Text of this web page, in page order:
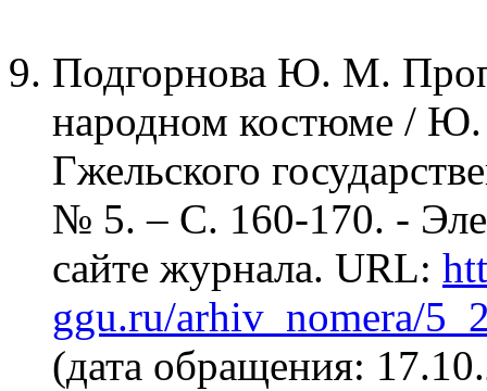
Подгорнова Ю. М.
народном костюме /
Гжельского
№ 5. – С. 160-170. -
сайте журнала. URL:
ggu.ru/arhiv_nomera/
(дата обращения: